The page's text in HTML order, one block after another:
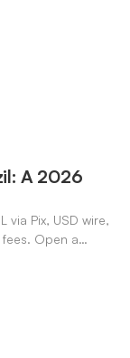
A 2026
via Pix, USD wire,
Open a